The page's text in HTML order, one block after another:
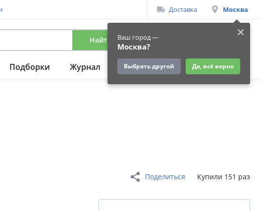
Доставка Москва
Ваш город —
Москва?
Выбрать другой Да, всё верно
Найти Вход
Подборки Журнал Подарки Ещё
Поделиться Купили 151 раз